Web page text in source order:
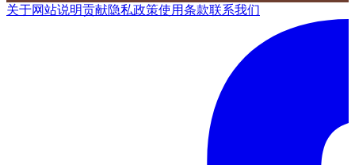
关于网站说明贡献隐私政策使用条款联系我们